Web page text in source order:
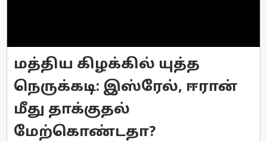
மத்திய கிழக்கில் யுத்த
நெருக்கடி: இஸ்ரேல், ஈரான்
மீது தாக்குதல்
மேற்கொண்டதா?